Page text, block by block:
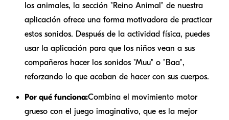
los animales, la sección "Reino Animal" de nuestra
aplicación ofrece una forma motivadora de practicar
estos sonidos. Después de la actividad física, puedes
usar la aplicación para que los niños vean a sus
compañeros hacer los sonidos "Muu" o "Baa",
reforzando lo que acaban de hacer con sus cuerpos.
Por qué funciona:Combina el movimiento motor
grueso con el juego imaginativo, que es la mejor